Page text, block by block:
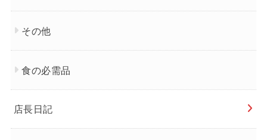
その他
食の必需品
店長日記